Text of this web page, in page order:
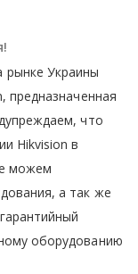
Украины
предназначенная
что
Hikvision в
можем
а так же
оборудованию